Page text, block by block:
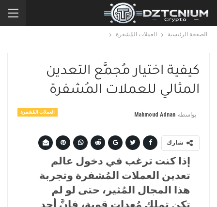
الصفحة الرئيسية العملات المُشفرة
كيفية اختيار مُجمَّع التعدين
المثالي للعملات المُشفرة
العملات المُشفرة بواسطة Mahmoud Adnan
شارك
إذا كنت ترغب في دخول عالم
تعدين العملات المُشفرة وتجربة
هذا المجال المُثير، حتى لو لم